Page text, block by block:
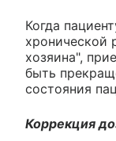
Когда
хронической
хозяина",
быть
состояния
Коррекция